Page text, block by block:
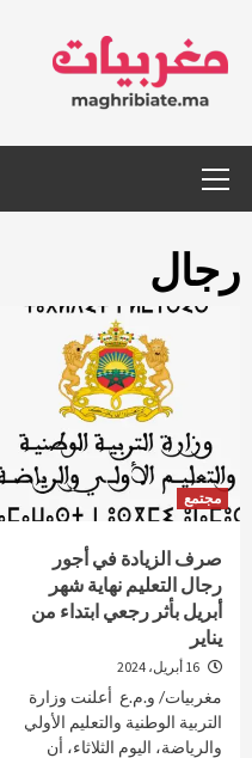
content
Menu
رجال
مجتمع
صرف الزيادة في أجور
رجال التعليم نهاية شهر
أبريل بأثر رجعي ابتداء من
يناير
مغربيات/ و.م.ع أعلنت وزارة
التربية الوطنية والتعليم الأولي
والرياضة، اليوم الثلاثاء، أن